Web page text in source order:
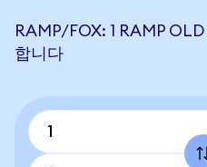
RAMP/FOX: 1 RAMP
합니다